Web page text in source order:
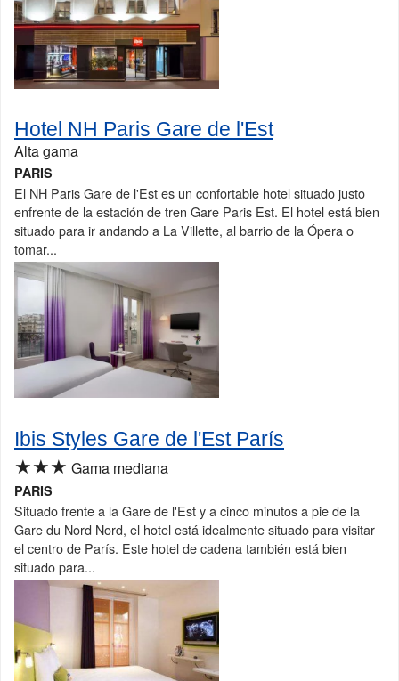
Hotel NH Paris Gare de l'Est
Alta gama
PARIS
El NH Paris Gare de l'Est es un confortable hotel situado justo
enfrente de la estación de tren Gare Paris Est. El hotel está bien
situado para ir andando a La Villette, al barrio de la Ópera o
tomar...
Ibis Styles Gare de l'Est París
★★★ Gama mediana
PARIS
Situado frente a la Gare de l'Est y a cinco minutos a pie de la
Gare du Nord Nord, el hotel está idealmente situado para visitar
el centro de París. Este hotel de cadena también está bien
situado para...